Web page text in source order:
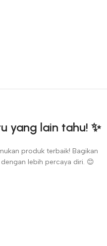
yang lain tahu! ✨
produk terbaik! Bagikan
lebih percaya diri. 😊